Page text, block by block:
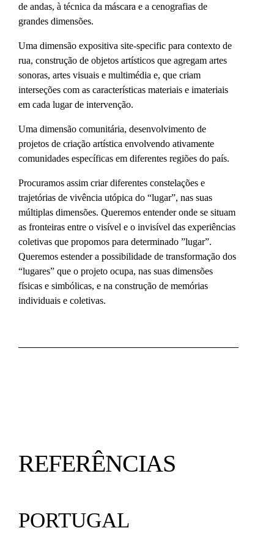
de andas, à técnica da máscara e a cenografias de
grandes dimensões.
Uma dimensão expositiva site-specific para contexto de
rua, construção de objetos artísticos que agregam artes
sonoras, artes visuais e multimédia e, que criam
interseções com as características materiais e imateriais
em cada lugar de intervenção.
Uma dimensão comunitária, desenvolvimento de
projetos de criação artística envolvendo ativamente
comunidades específicas em diferentes regiões do país.
Procuramos assim criar diferentes constelações e
trajetórias de vivência utópica do “lugar”, nas suas
múltiplas dimensões. Queremos entender onde se situam
as fronteiras entre o visível e o invisível das experiências
coletivas que propomos para determinado ”lugar”.
Queremos estender a possibilidade de transformação dos
“lugares” que o projeto ocupa, nas suas dimensões
físicas e simbólicas, e na construção de memórias
individuais e coletivas.
REFERÊNCIAS
PORTUGAL